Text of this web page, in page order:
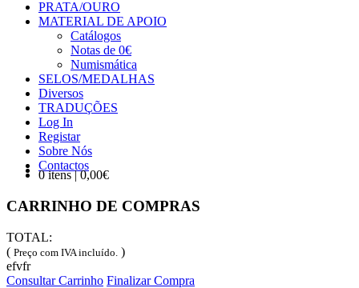
PRATA/OURO
MATERIAL DE APOIO
Catálogos
Notas de 0€
Numismática
SELOS/MEDALHAS
Diversos
TRADUÇÕES
Log In
Registar
Sobre Nós
Contactos
0 itens | 0,00€
CARRINHO DE COMPRAS
TOTAL:
( Preço com IVA incluído. )
efvfr
Consultar Carrinho Finalizar Compra